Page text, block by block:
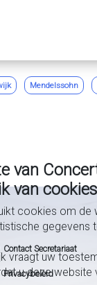
Mendelssohn
- Virtual Choir
Contact Secretariaat
Privacybeleid
van
van
cookies om de
gegevens
vraagt uw
u deze website